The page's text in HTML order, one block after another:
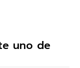
uno de